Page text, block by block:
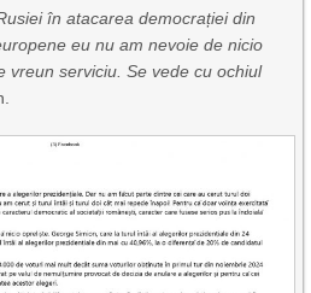
în atacarea democrației din
eu nu am nevoie de nicio
vreun serviciu. Se vede cu ochiul